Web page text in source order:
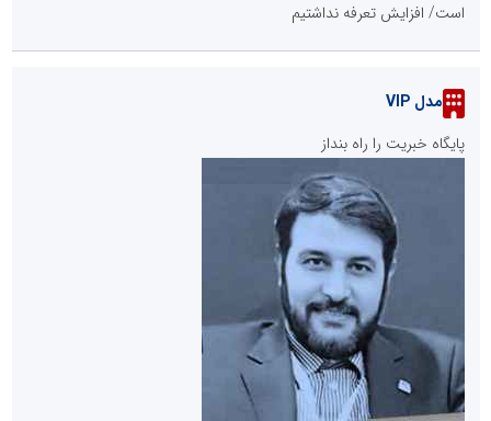
است/ افزایش تعرفه نداشتیم
مدل VIP
پایگاه خبریت را راه بنداز